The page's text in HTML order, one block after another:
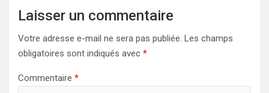
Laisser un commentaire
Votre adresse e-mail ne sera pas publiée. Les champs
obligatoires sont indiqués avec *
Commentaire *